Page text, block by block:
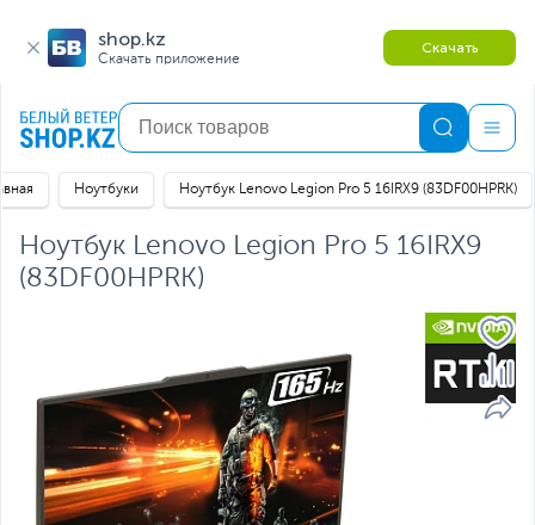
shop.kz
Скачать приложение
Скачать
Ноутбуки Ноутбук Lenovo Legion Pro 5 16IRX9 (83DF00HPRK)
Ноутбук Lenovo Legion Pro 5 16IRX9
(83DF00HPRK)